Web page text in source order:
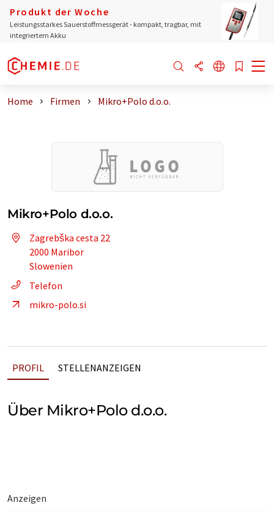
Produkt der Woche
Leistungsstarkes Sauerstoffmessgerät - kompakt, tragbar, mit
integriertem Akku
Home Firmen Mikro+Polo d.o.o.
Mikro+Polo d.o.o.
Zagrebška cesta 22
2000 Maribor
Slowenien
Telefon
mikro-polo.si
PROFIL STELLENANZEIGEN
Über Mikro+Polo d.o.o.
Anzeigen